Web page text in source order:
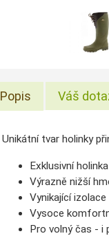
Popis Váš
Unikátní tvar holinky
Exklusivní
Výrazně nižší
Vynikající
Vysoce
Pro volný čas - i